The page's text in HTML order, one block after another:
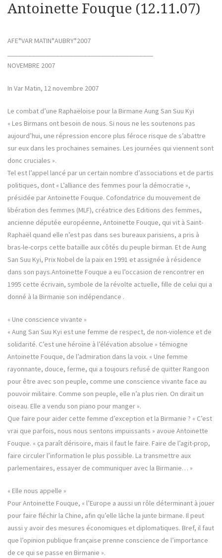
Antoinette Fouque (12.11.07)
AFE°VAR MATIN°AUBRY°2007
NOVEMBRE 2007
In Var Matin, 12 novembre 2007
Le combat d’une Raphaëloise pour la Birmane Aung San Suu Kyi
« Les Birmans ont besoin de nous. Si nous ne les soutenons pas
aujourd’hui, une répression encore plus féroce risque de s’abattre
sur eux dans les prochaines semaines. Les journées qui viennent sont
donc cruciales ».
Tel est l’appel lancé par un certain nombre d’associations et de partis
politiques, dont « L’alliance des femmes pour la démocratie »,
présidée par Antoinette Fouque. Cofondatrice du mouvement de
libération des femmes (MLF), créatrice des Editions des femmes,
ancienne députée européenne, Antoinette Fouque, qui vit à Saint-
Raphaël quand elle n’est pas dans ses bureaux parisiens, a pris à
bras-le-corps cette bataille aux côtés du peuple birman. Et de Aung
San Suu Kyi, Prix Nobel de la paix en 1991 et assignée à résidence
dans son pays.Antoinette Fouque a eu l’occasion de rencontrer en
1995 cette écrivain, symbole de la révolte actuelle, fille de celui qui a
donné à la Birmanie son indépendance .
« Une conscience vivante »
« Aung San Suu Kyi est une femme de respect, de non-violence et de
solidarité. C’est une héroïne à l’élévation absolue » témiogne
Antoinette Fouque, de l’admiration dans la voix. « Une femme
rayonnante, douce, ferme, qui a toujours refusé de quitter Rangoon
pour être avec son peuple, comme une conscience vivante face au
pouvoir militaire. Comme son peuple, elle n’a plus rien. On dirait un
oiseau. Elle a vendu son piano pour manger ».
Que faire pour aider cette femme d’exception et la Birmanie ? « C’est
vrai que parfois, nous nous sentons impuissants » avoue Antoinette
Fouque. « ça paraît dérisoire, mais il faut le faire. Faire de l’agit-prop,
faire circuler l’information le plus possible. La transmettre aux
parlementaires, essayer de communiquer avec la Birmanie… »
« Elle nous appelle »
Pour Antoinette Fouque, « l’Europe a aussi un rôle déterminant à jouer
pour faire fléchir la Chine, afin qu’elle lâche la junte birmane. Il peut
aussi y avoir des mesures économiques et diplomatiques. Bref, il faut
que l’opinion publique française prenne conscience de l’importance
de ce qui se passe en Birmanie ».